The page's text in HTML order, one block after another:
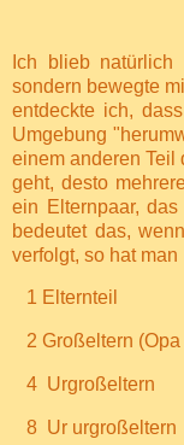
Ich blieb natürlich
sondern bewegte
entdeckte ich,
Umgebung
einem anderen Teil
geht, desto
ein Elternpaar,
bedeutet das,
verfolgt, so hat man
1 Elternteil
2 Großeltern
4 Urgroßeltern
8 Ur urgroßeltern